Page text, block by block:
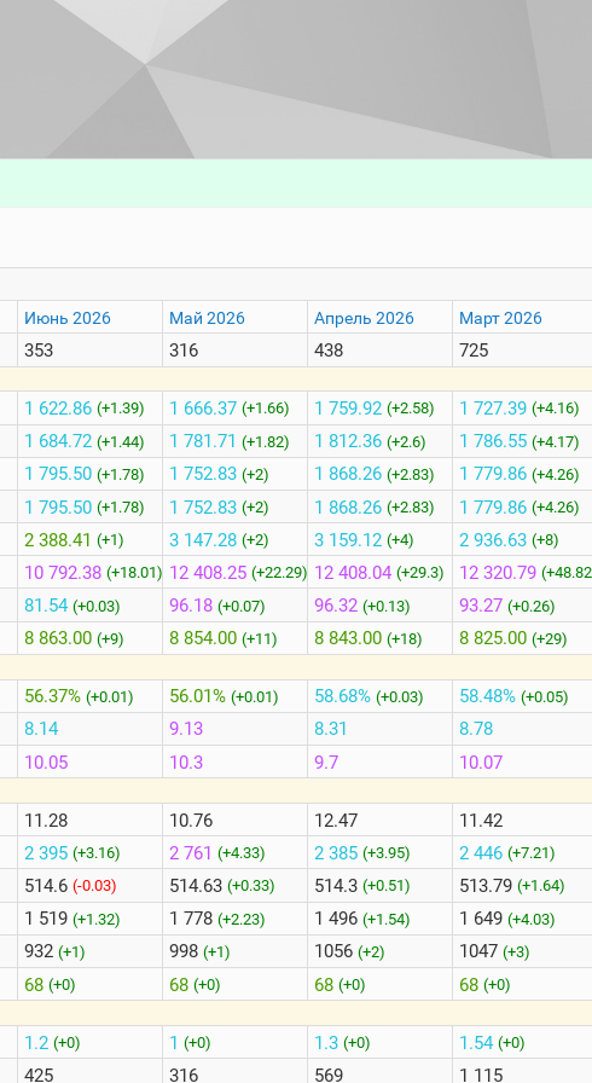
Июнь 2026
353
1 622.86 (+1.39)
1 684.72 (+1.44)
1 795.50 (+1.78)
1 795.50 (+1.78)
2 388.41 (+1)
10 792.38 (+18.01)
81.54 (+0.03)
8 863.00 (+9)
56.37% (+0.01)
8.14
10.05
11.28
2 395 (+3.16)
514.6 (-0.03)
1 519 (+1.32)
932 (+1)
68 (+0)
1.2 (+0)
425
Май 2026
316
1 666.37 (+1.66)
1 781.71 (+1.82)
1 752.83 (+2)
1 752.83 (+2)
3 147.28 (+2)
12 408.25 (+22.29)
96.18 (+0.07)
8 854.00 (+11)
56.01% (+0.01)
9.13
10.3
10.76
2 761 (+4.33)
514.63 (+0.33)
1 778 (+2.23)
998 (+1)
68 (+0)
1 (+0)
316
Апрель 2026
438
1 759.92 (+2.58)
1 812.36 (+2.6)
1 868.26 (+2.83)
1 868.26 (+2.83)
3 159.12 (+4)
12 408.04 (+29.3)
96.32 (+0.13)
8 843.00 (+18)
58.68% (+0.03)
8.31
9.7
12.47
2 385 (+3.95)
514.3 (+0.51)
1 496 (+1.54)
1056 (+2)
68 (+0)
1.3 (+0)
569
Март 2026
725
1 727.39 (+4.16)
1 786.55 (+4.17)
1 779.86 (+4.26)
1 779.86 (+4.26)
2 936.63 (+8)
12 320.79
93.27 (+0.26)
8 825.00 (+29)
58.48% (+0.05)
8.78
10.07
11.42
2 446 (+7.21)
513.79 (+1.64)
1 649 (+4.03)
1047 (+3)
68 (+0)
1.54 (+0)
1 115